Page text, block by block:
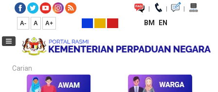
| | |
A- A A+ BM EN
Carian...
Laman Utama Media Koleksi Media Foto 2023
Galeri